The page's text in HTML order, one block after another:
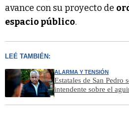
avance con su proyecto de
espacio público.
LEÉ TAMBIÉN:
ALARMA Y TENSIÓN
Estatales de San Pedro
intendente sobre el